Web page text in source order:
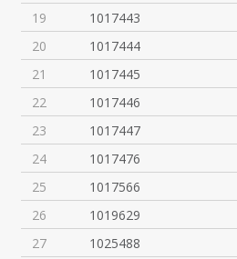
19 1017443
20 1017444
21 1017445
22 1017446
23 1017447
24 1017476
25 1017566
26 1019629
27 1025488